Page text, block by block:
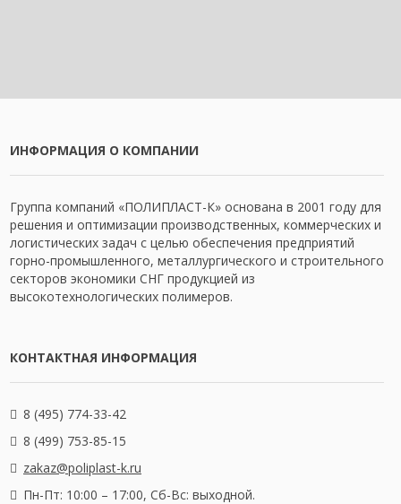
ИНФОРМАЦИЯ О КОМПАНИИ
Группа компаний «ПОЛИПЛАСТ-К» основана в 2001 году для
решения и оптимизации производственных, коммерческих и
логистических задач с целью обеспечения предприятий
горно-промышленного, металлургического и строительного
секторов экономики СНГ продукцией из
высокотехнологических полимеров.
КОНТАКТНАЯ ИНФОРМАЦИЯ
8 (495) 774-33-42
8 (499) 753-85-15
zakaz@poliplast-k.ru
Пн-Пт: 10:00 – 17:00, Сб-Вс: выходной.